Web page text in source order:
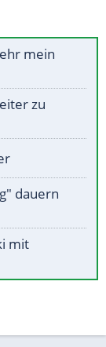
mein
zu
dauern
mit